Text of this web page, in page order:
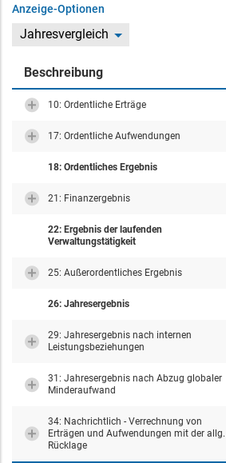
Anzeige-Optionen
Jahresvergleich
Beschreibung
10: Ordentliche Erträge
17: Ordentliche Aufwendungen
18: Ordentliches Ergebnis
21: Finanzergebnis
22: Ergebnis der laufenden
Verwaltungstätigkeit
25: Außerordentliches Ergebnis
26: Jahresergebnis
29: Jahresergebnis nach internen
Leistungsbeziehungen
31: Jahresergebnis nach Abzug globaler
Minderaufwand
34: Nachrichtlich - Verrechnung von
Erträgen und Aufwendungen mit der allg.
Rücklage